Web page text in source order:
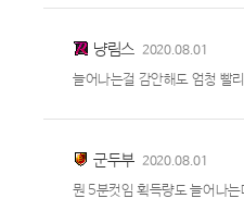
냥림스 2020.08.01
늘어나는걸 감안해도 엄청 빨
군두부 2020.08.01
뭔 5분컷임 획득량도 늘어나는